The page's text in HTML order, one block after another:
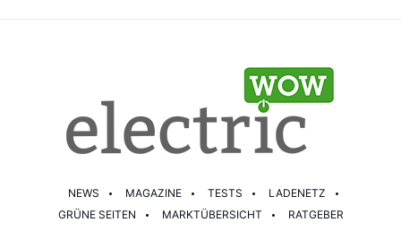
NEWS MAGAZINE TESTS
LADENETZ
GRÜNE SEITEN
MARKTÜBERSICHT RATGEBER